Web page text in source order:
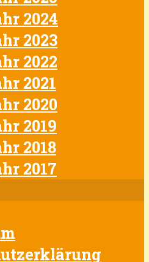
2024
2023
2022
2021
2020
2019
2018
2017